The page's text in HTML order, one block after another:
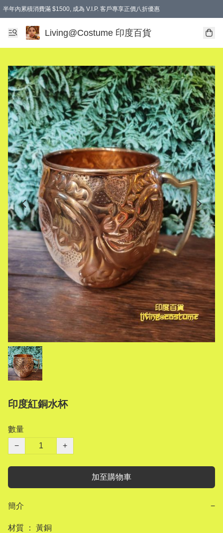
半年內累積消費滿 $1500, 成為 V.I.P. 客戶專享正價八折優惠
滿$600免本地運費
Living@Costume 印度百貨
印度紅銅水杯
數量
−
+
加至購物車
簡介 −
材質 ： 黃銅